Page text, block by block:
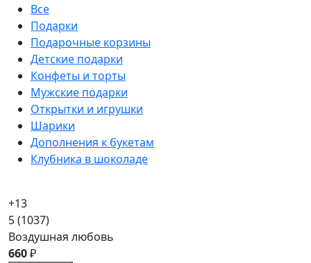
Все
Подарки
Подарочные корзины
Детские подарки
Конфеты и торты
Мужские подарки
Открытки и игрушки
Шарики
Дополнения к букетам
Клубника в шоколаде
+13
5(1037)
Воздушная любовь
660₽